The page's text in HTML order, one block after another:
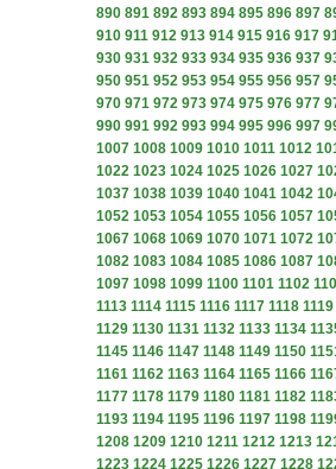
890 891 892 893 894 895 896 897
910 911 912 913 914 915 916 917
930 931 932 933 934 935 936 937
950 951 952 953 954 955 956 957
970 971 972 973 974 975 976 977
990 991 992 993 994 995 996 997
1007 1008 1009 1010 1011 1012
1022 1023 1024 1025 1026 1027
1037 1038 1039 1040 1041 1042
1052 1053 1054 1055 1056 1057
1067 1068 1069 1070 1071 1072
1082 1083 1084 1085 1086 1087
1097 1098 1099 1100 1101 1102
1113 1114 1115 1116 1117 1118 1119
1129 1130 1131 1132 1133 1134
1145 1146 1147 1148 1149 1150
1161 1162 1163 1164 1165 1166
1177 1178 1179 1180 1181 1182
1193 1194 1195 1196 1197 1198
1208 1209 1210 1211 1212 1213
1223 1224 1225 1226 1227 1228